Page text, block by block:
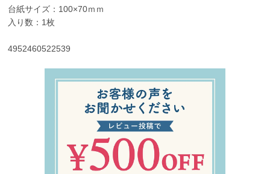
台紙サイズ：100×70ｍｍ
入り数：1枚
4952460522539